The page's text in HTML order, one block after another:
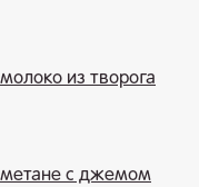
из творога
с джемом